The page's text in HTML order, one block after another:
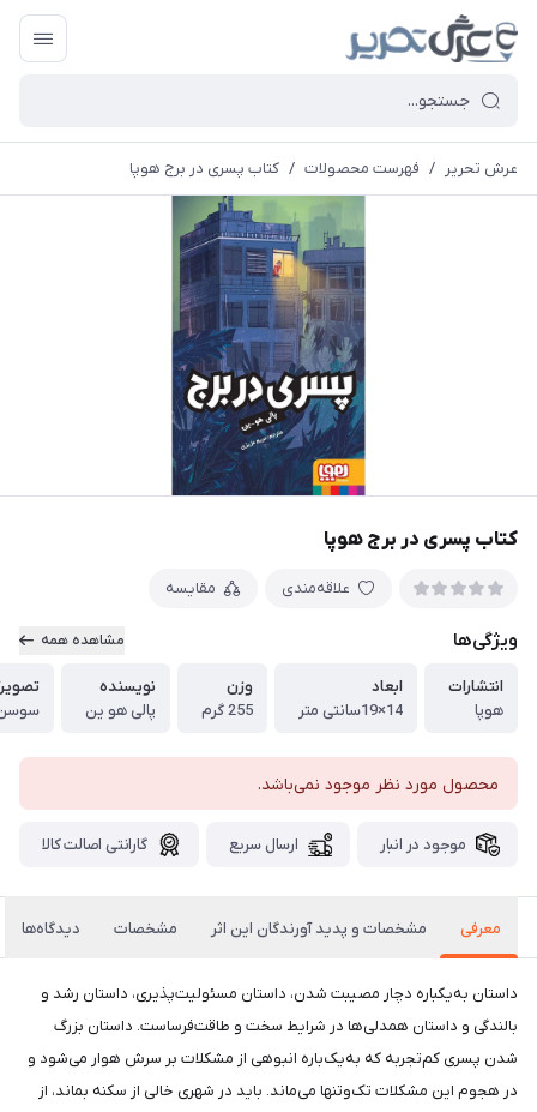
عرش تحریر / فهرست محصولات / کتاب پسری در برج هوپا
کتاب پسری در برج هوپا
علاقه‌مندی مقایسه
ویژگی‌ها مشاهده همه
انتشارات
هوپا
ابعاد
14×19سانتی متر
وزن
255 گرم
نویسنده
پالی هو‌ ین
محصول مورد نظر موجود نمی‌باشد.
موجود در انبار ارسال سریع گارانتی اصالت کالا
معرفی مشخصات و پدید آورندگان این اثر مشخصات دیدگاه‌ها
داستان به‌یکباره دچار مصیبت شدن، داستان مسئولیت‌پذیری، داستان رشد و
بالندگی و داستان همدلی‌ها در شرایط سخت و طاقت‌فرساست. داستان بزرگ
شدن پسری کم‌تجربه که به‌یک‌باره انبوهی از مشکلات بر سرش هوار می‌شود و
در هجوم این مشکلات تک‌و‌تنها می‌ماند. باید در شهری خالی از سکنه بماند، از